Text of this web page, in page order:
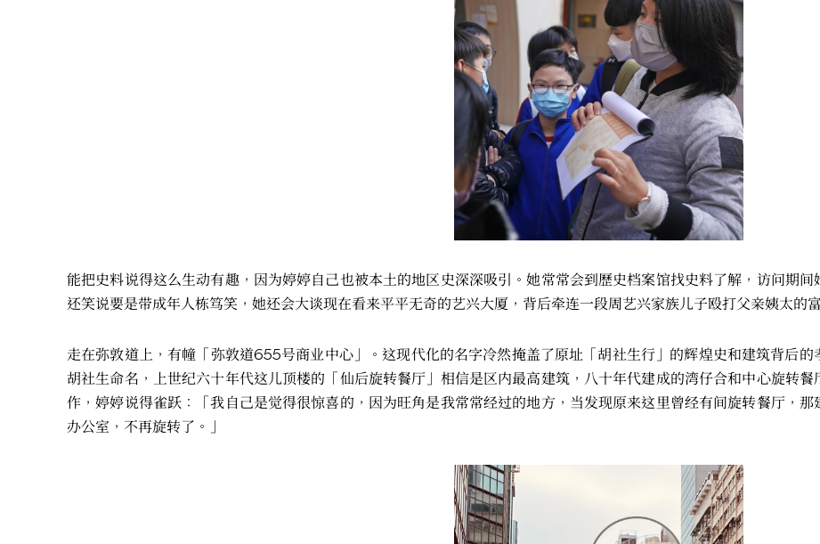
能把史料说得这么生动有趣，因为婷婷自己也被本土的地区史深深吸引。她常常会到歷史档案馆找史料了解，访问期
还笑说要是带成年人栋笃笑，她还会大谈现在看来平平无奇的艺兴大厦，背后牵连一段周艺兴家族儿子殴打父亲姨太的
走在弥敦道上，有幢「弥敦道655号商业中心」。这现代化的名字冷然掩盖了原址「胡社生行」的辉煌史和建筑背后
胡社生命名，上世纪六十年代这儿顶楼的「仙后旋转餐厅」相信是区内最高建筑，八十年代建成的湾仔合和中心旋转
作，婷婷说得雀跃：「我自己是觉得很惊喜的，因为旺角是我常常经过的地方，当发现原来这里曾经有间旋转餐厅，
办公室，不再旋转了。」